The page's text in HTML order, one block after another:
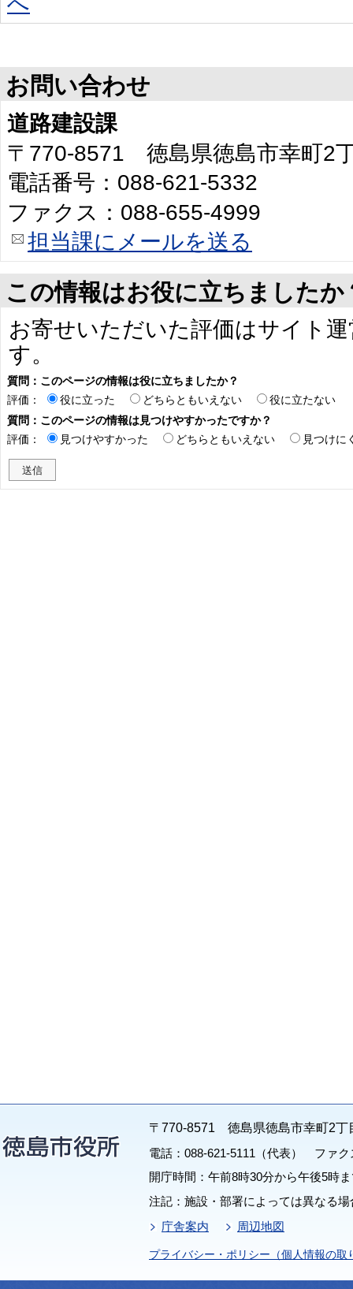
お問い合わせ
道路建設課
〒770-8571 徳島県徳島市幸町2
電話番号：088-621-5332
ファクス：088-655-4999
担当課にメールを送る
この情報はお役に立ちましたか
お寄せいただいた評価はサイト
す。
質問：このページの情報は役に立ちましたか？
評価：
役に立った どちらともいえない
役に立たない
質問：このページの情報は見つけやすかったですか？
評価：
見つけやすかった どちらともいえない 見つけに
〒770-8571 徳島県徳島市幸町2丁
電話：088-621-5111（代表） ファク
開庁時間：午前8時30分から午後5時
注記：施設・部署によっては異なる
庁舎案内
周辺地図
プライバシー・ポリシー（個人情報の取